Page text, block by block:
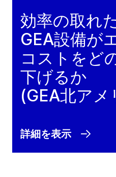
効率の取れ
GEA設備が
コストをど
下げるか
(GEA北アメ
詳細を表示